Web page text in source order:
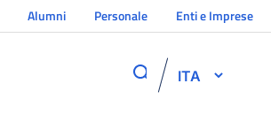
Alumni Personale Enti e Imprese
ITA